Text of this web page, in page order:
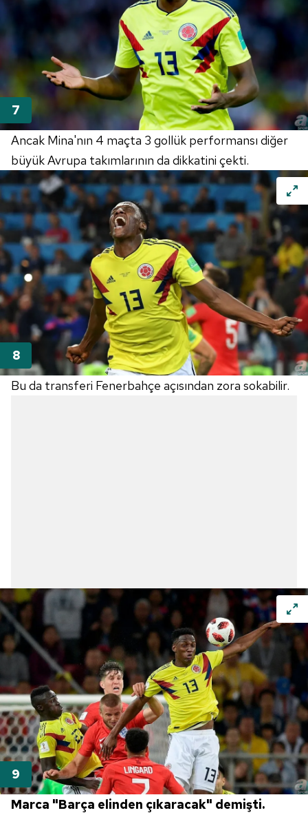
kılınması ve kişiselleştirilmesi ve sizlere yönelik
reklam/pazarlama faaliyetlerinin yapılması, amaçlarıyla
sınırlı olarak açık rızanız dahilinde kullanılacaktır.
Çerezlere ilişkin tercihlerinizi aşağıda yer alan panel
vasıtasıyla belirleyebilirsiniz. Çerezlere ilişkin detaylı bilgi
için Ayarlar butonuna tıklayabilir,Çerez Bilgilendirme
Metnimizi
ziyaret edebilirsiniz.
6698 sayılı Kişisel Verilerin Korunması Kanunu uyarınca
hazırlanmış Aydınlatma Metnimizi okumak ve sitemizde
ilgili mevzuata uygun olarak kullanılan çerezlerle ilgili bilgi
almak için lütfen tıklayınız.
Ancak Mina'nın 4 maçta 3 gollük performansı diğer
büyük Avrupa takımlarının da dikkatini çekti.
Bu da transferi Fenerbahçe açısından zora sokabilir.
Marca "Barça elinden çıkaracak" demişti.